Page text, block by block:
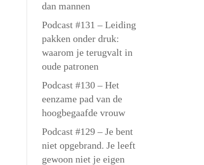
dan mannen
Podcast #131 – Leiding
pakken onder druk:
waarom je terugvalt in
oude patronen
Podcast #130 – Het
eenzame pad van de
hoogbegaafde vrouw
Podcast #129 – Je bent
niet opgebrand. Je leeft
gewoon niet je eigen